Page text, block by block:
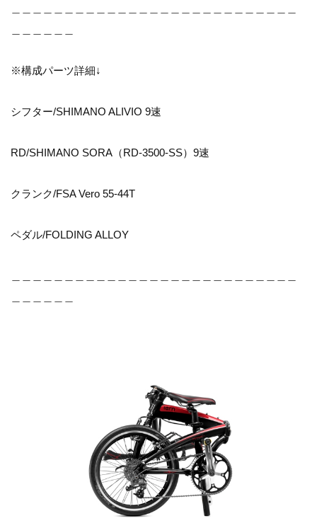
※構成パーツ詳細↓
シフター/SHIMANO ALIVIO 9速
RD/SHIMANO SORA（RD-3500-SS）9速
クランク/FSA Vero 55-44T
ペダル/FOLDING ALLOY